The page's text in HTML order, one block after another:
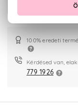
100% eredeti
Kérdésed van,
779 1926